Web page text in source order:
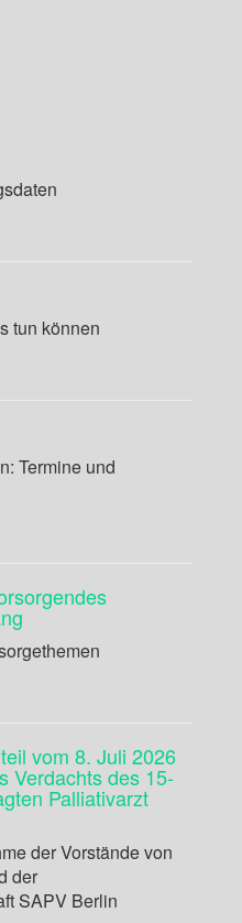
tun können
Termine und
vom 8. Juli 2026
Verdachts des 15-
Palliativarzt
der Vorstände von
der
SAPV Berlin